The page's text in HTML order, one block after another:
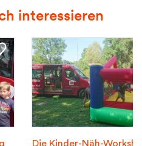
interessieren
Die Kinder-Näh-